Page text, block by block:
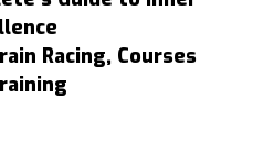
Racing, Courses